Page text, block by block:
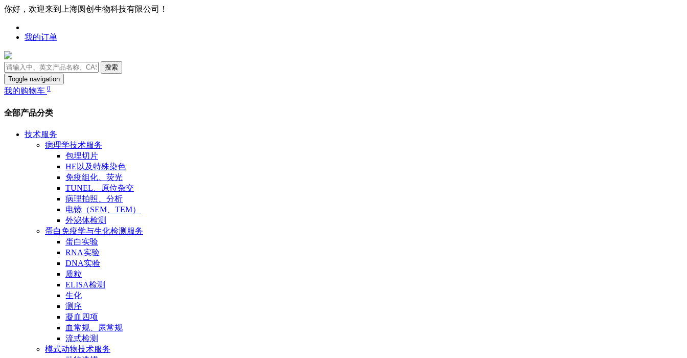
你好，欢迎来到上海圆创生物科技有限公司！
我的订单
搜索
Toggle navigation
我的购物车 0
全部产品分类
技术服务
病理学技术服务
包埋切片
HE以及特殊染色
免疫组化、荧光
TUNEL、原位杂交
病理拍照、分析
电镜（SEM、TEM）
外泌体检测
蛋白免疫学与生化检测服务
蛋白实验
RNA实验
DNA实验
质粒
ELISA检测
生化
测序
凝血四项
血常规、尿常规
流式检测
模式动物技术服务